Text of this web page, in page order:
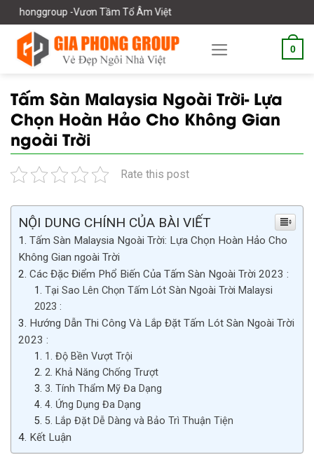
Skip
to
content
Tầm Tổ Âm Việt
0
Tấm Sàn Malaysia Ngoài Trời- Lựa
Chọn Hoàn Hảo Cho Không Gian
ngoài Trời
Rate this post
NỘI DUNG CHÍNH CỦA BÀI VIẾT
Tấm Sàn Malaysia Ngoài Trời: Lựa Chọn Hoàn Hảo Cho
Không Gian ngoài Trời
Các Đặc Điểm Phổ Biến Của Tấm Sàn Ngoài Trời 2023 :
Tại Sao Lên Chọn Tấm Lót Sàn Ngoài Trời Malaysi
2023 :
Hướng Dẫn Thi Công Và Lắp Đặt Tấm Lót Sàn Ngoài Trời
2023 :
1. Độ Bền Vượt Trội
2. Khả Năng Chống Trượt
3. Tính Thẩm Mỹ Đa Dạng
4. Ứng Dụng Đa Dạng
5. Lắp Đặt Dễ Dàng và Bảo Trì Thuận Tiện
Kết Luận